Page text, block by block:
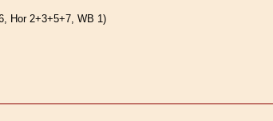
Hor 2+3+5+7, WB 1)